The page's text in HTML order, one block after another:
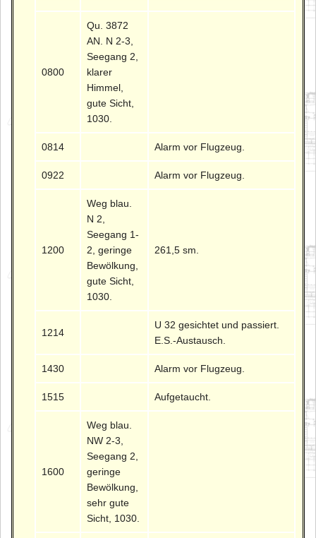
0800
Qu. 3872
AN. N 2-3,
Seegang 2,
klarer
Himmel,
gute Sicht,
1030.
0814 Alarm vor Flugzeug.
0922 Alarm vor Flugzeug.
1200
Weg blau.
N 2,
Seegang 1-
2, geringe
Bewölkung,
gute Sicht,
1030.
261,5 sm.
1214
U 32 gesichtet und passiert.
E.S.-Austausch.
1430 Alarm vor Flugzeug.
1515 Aufgetaucht.
1600
Weg blau.
NW 2-3,
Seegang 2,
geringe
Bewölkung,
sehr gute
Sicht, 1030.